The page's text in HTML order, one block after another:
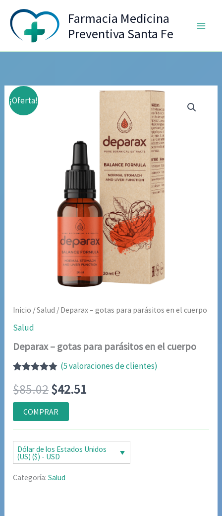
contenido
Farmacia Medicina
Preventiva Santa Fe
¡Oferta!
Inicio /Salud / Deparax – gotas para parásitos en el cuerpo
Salud
Deparax – gotas para parásitos en el cuerpo
con4.80de
5 en base
a
valoraciones
de clientes
(5valoraciones de clientes)
$85.02El
precio
original
era:
$85.02.
$42.51
actual
es:
COMPRAR
Dólar de los Estados Unidos
(US) ($) - USD
Categoría:Salud